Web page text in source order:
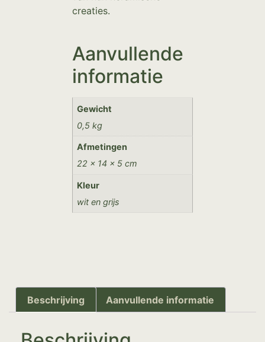
creaties.
Aanvullende
informatie
Gewicht
0,5 kg
Afmetingen
22 × 14 × 5 cm
Kleur
wit en grijs
Beschrijving Aanvullende informatie